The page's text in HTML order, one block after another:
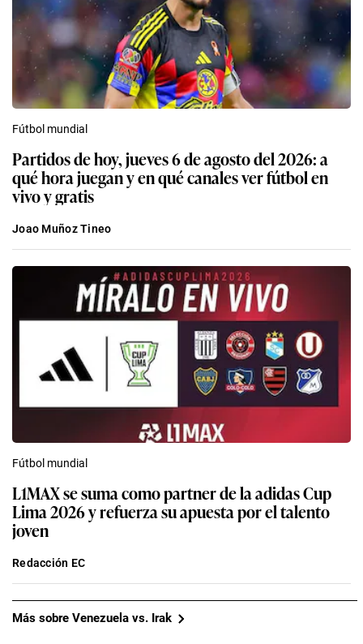
Fútbol mundial
Partidos de hoy, jueves 6 de agosto del 2026: a
qué hora juegan y en qué canales ver fútbol en
vivo y gratis
Joao Muñoz Tineo
Fútbol mundial
L1MAX se suma como partner de la adidas Cup
Lima 2026 y refuerza su apuesta por el talento
joven
Redacción EC
Más sobre Venezuela vs. Irak